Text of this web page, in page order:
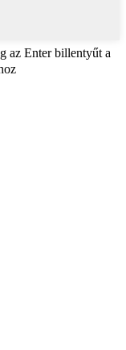
az Enter billentyűt a